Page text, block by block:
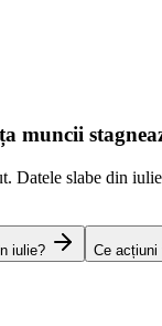
muncii
Datele slabe din
iulie? Ce acțiuni